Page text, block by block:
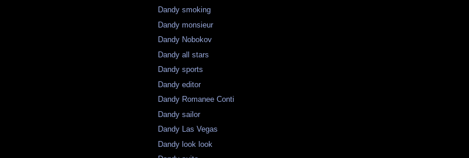
Dandy smoking
Dandy monsieur
Dandy Nobokov
Dandy all stars
Dandy sports
Dandy editor
Dandy Romanee Conti
Dandy sailor
Dandy Las Vegas
Dandy look look